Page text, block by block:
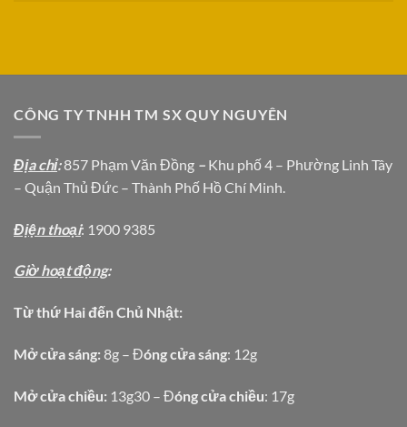
CÔNG TY TNHH TM SX QUY NGUYÊN
Địa chỉ:857 Phạm Văn Đồng – Khu phố 4 – Phường Linh Tây
– Quận Thủ Đức – Thành Phố Hồ Chí Minh.
Địện thoại: 1900 9385
Giờ hoạt động:
Từ thứ Hai đến Chủ Nhật:
Mở cửa sáng: 8g – Đóng cửa sáng: 12g
Mở cửa chiều: 13g30 – Đóng cửa chiều: 17g